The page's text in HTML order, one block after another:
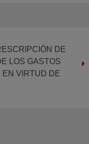
DE
LOS GASTOS
EN VIRTUD DE